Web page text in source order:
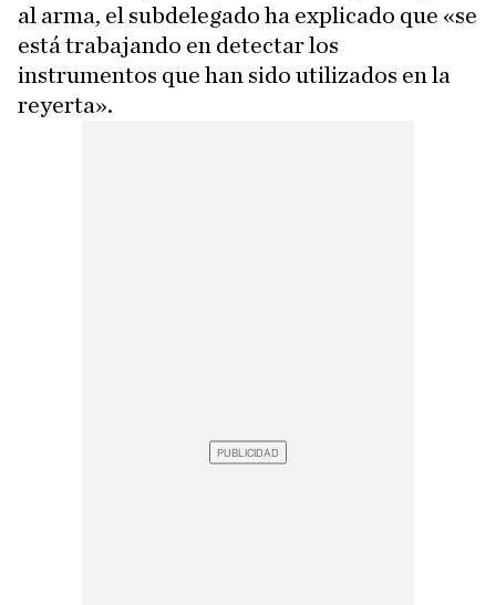
al arma, el subdelegado ha explicado que «se
está trabajando en detectar los
instrumentos que han sido utilizados en la
reyerta».